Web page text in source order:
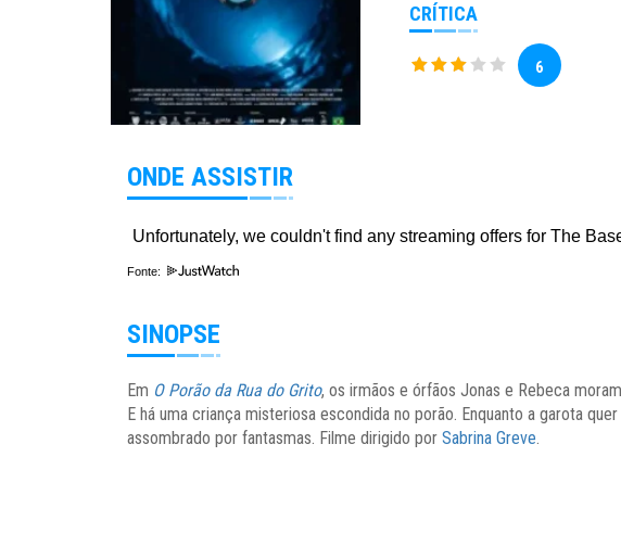
CRÍTICA
6
ONDE ASSISTIR
Fonte:
SINOPSE
Em O Porão da Rua do Grito, os irmãos e órfãos Jonas e Rebeca
E há uma criança misteriosa escondida no porão. Enquanto a garota
assombrado por fantasmas. Filme dirigido por Sabrina Greve.